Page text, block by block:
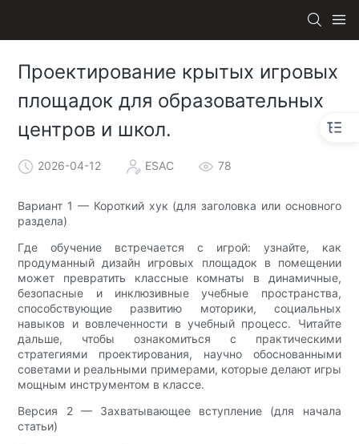
Проектирование крытых игровых
площадок для образовательных
центров и школ.
2026-04-12 ESAC 78
Вариант 1 — Короткий хук (для заголовка или основного
раздела)
Где обучение встречается с игрой: узнайте, как
продуманный дизайн игровых площадок в помещении
может превратить классные комнаты в динамичные,
безопасные и инклюзивные учебные пространства,
способствующие развитию моторики, социальных
навыков и вовлеченности в учебный процесс. Читайте
дальше, чтобы ознакомиться с практическими
стратегиями проектирования, научно обоснованными
советами и реальными примерами, которые делают игры
мощным инструментом в классе.
Версия 2 — Захватывающее вступление (для начала
статьи)